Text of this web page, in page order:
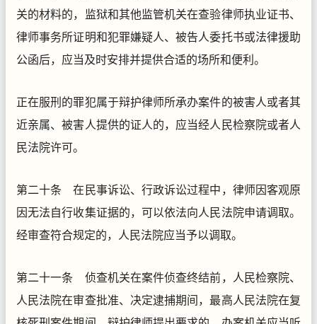
关的材料的，监狱和其他监管机关在查验律师执业证书、
律师事务所证明和犯罪嫌疑人、被告人委托书或法律援助
公函后，应当及时安排并提供合适的场所和便利。
正在服刑的罪犯属于辩护律师所承办案件的被害人或者其
近亲属、被害人提供的证人的，应当经人民检察院或者人
民法院许可。
第二十条 在民事诉讼、行政诉讼过程中，律师因客观原
因无法自行收集证据的，可以依法向人民法院申请调取。
经审查符合规定的，人民法院应当予以调取。
第二十一条 侦查机关在案件侦查终结前，人民检察院、
人民法院在审查批准、决定逮捕期间，最高人民法院在复